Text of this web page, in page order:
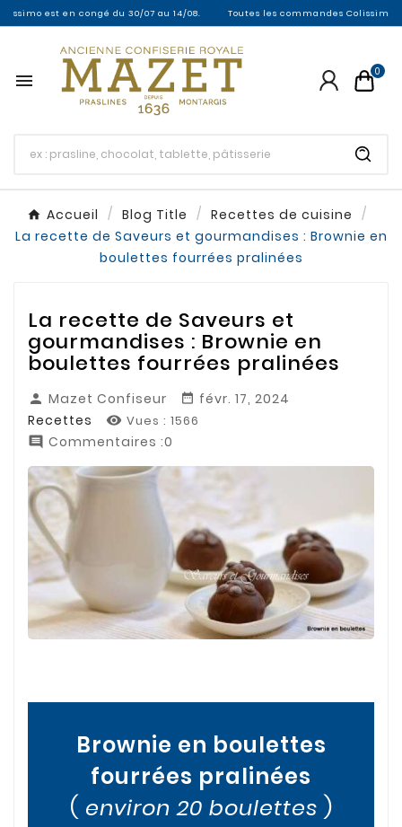
est en congé du 30/07 au 14/08. Toutes les commandes Colissimo
 0
Accueil Blog Title
Recettes de cuisine
La recette de Saveurs et gourmandises : Brownie en
boulettes fourrées pralinées
La recette de Saveurs et
gourmandises : Brownie en
boulettes fourrées pralinées
 Mazet Confiseur  févr. 17, 2024
Recettes
 Vues : 1566
 Commentaires :0
Brownie en boulettes
fourrées pralinées
( environ 20 boulettes )